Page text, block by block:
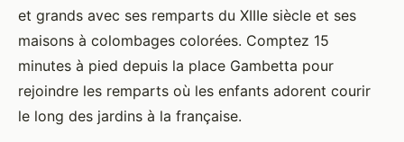
et grands avec ses remparts du XIIIe siècle et ses
maisons à colombages colorées. Comptez 15
minutes à pied depuis la place Gambetta pour
rejoindre les remparts où les enfants adorent courir
le long des jardins à la française.